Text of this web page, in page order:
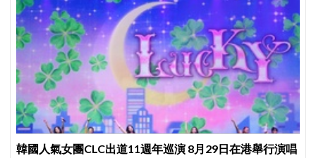
韓國人氣女團CLC出道11週年巡演 8月29日在港舉行演唱